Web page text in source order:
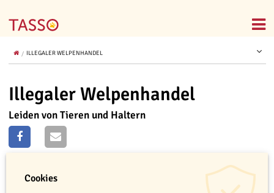
ILLEGALER WELPENHANDEL
Illegaler Welpenhandel
Leiden von Tieren und Haltern
Cookies